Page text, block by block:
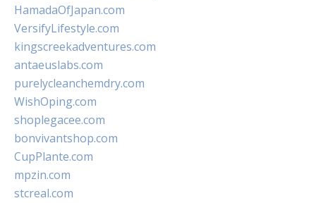
HamadaOfJapan.com
VersifyLifestyle.com
kingscreekadventures.com
antaeuslabs.com
purelycleanchemdry.com
WishOping.com
shoplegacee.com
bonvivantshop.com
CupPlante.com
mpzin.com
stcreal.com